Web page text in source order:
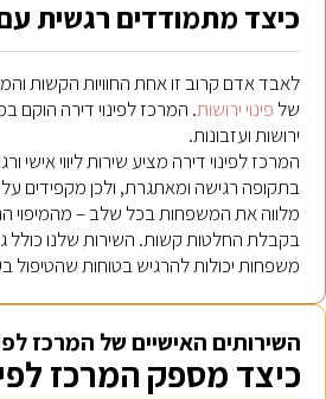
כיצד מתמודדים רגשית עם
לאבד אדם קרוב זו אחת החוויות הקשות
של פינוי ירושות. המרכז לפינוי דירה הוקם
ירושות ועזבונות.
המרכז לפינוי דירה מציע שירות ליווי
בתקופה רגישה ומאתגרת, ולכן מקפידים
מלווה את המשפחות בכל שלב – מהמיפוי
בקבלת החלטות קשות. השירות שלנו כולל גם
משפחות יכולות להרגיש בטוחות שהטיפול
השירותים האישיים של המרכז
כיצד מספק המרכז